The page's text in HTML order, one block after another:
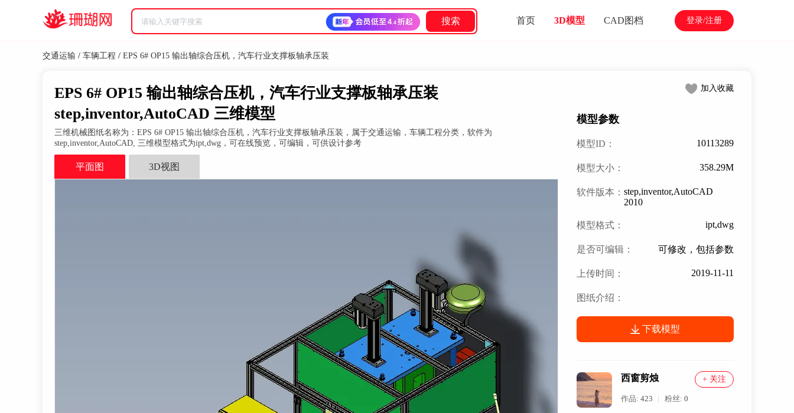
搜索 首页 3D模型 CAD图档 登录/注册
交通运输 / 车辆工程 / EPS 6# OP15 输出轴综合压机，汽车行业支撑板轴承压装
EPS 6# OP15 输出轴综合压机，汽车行业支撑板轴承压装
step,inventor,AutoCAD 三维模型
三维机械图纸名称为：EPS 6# OP15 输出轴综合压机，汽车行业支撑板轴承压装，属于交通运输，车辆工程分类，软件为
step,inventor,AutoCAD, 三维模型格式为ipt,dwg，可在线预览，可编辑，可供设计参考
平面图 3D视图
加入收藏
模型参数
模型ID： 10113289
模型大小： 358.29M
软件版本：step,inventor,AutoCAD
2010
模型格式： ipt,dwg
是否可编辑： 可修改，包括参数
上传时间： 2019-11-11
图纸介绍：
下载模型
西窗剪烛
作品:423 粉丝:0
+ 关注